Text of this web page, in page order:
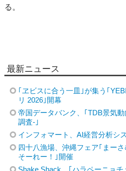
る。
最新ニュース
｢ヱビスに合う一皿｣が集う｢
リ 2026｣開幕
帝国データバンク、｢TDB景気
調査-｣
インフォマート、AI経営分析シ
四十八漁場、沖縄フェア｢まー
そーれー！｣開催
Shake Shack、｢ハラペーニョ